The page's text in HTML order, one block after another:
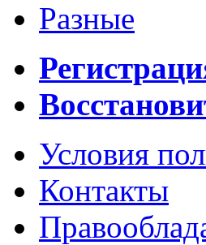
Разные
Условия
Контакты